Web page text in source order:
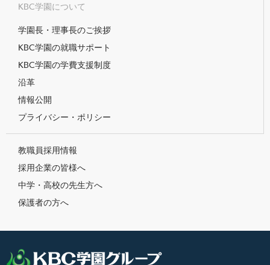
KBC学園について
学園長・理事長のご挨拶
KBC学園の就職サポート
KBC学園の学費支援制度
沿革
情報公開
プライバシー・ポリシー
教職員採用情報
採用企業の皆様へ
中学・高校の先生方へ
保護者の方へ